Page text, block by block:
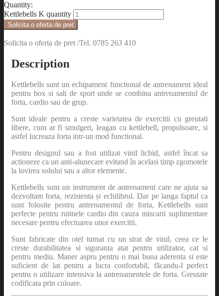
Quantity:
Kettlebells K quantity
Solicita o oferta de pret
Solicita o oferta de pret /Tel. 0785 263 410
Description
Kettlebells sunt un echipament functional de antrenament ideal
pentru box si sali de sport unde se combina antrenamentul de
forta, cardio sau de grup.
Sunt ideale pentru a creste varietatea de exercitii cu greutati
libere, cum ar fi smulgeri, leagan cu kettlebell, propulsoare, si
astfel lucreaza forta intr-un mod functional.
Pentru designul sau a fost utilizat vinil lichid, astfel încat sa
actioneze ca un anti-alunecare evitand în acelasi timp zgomotele
la lovirea solului sau a altor elemente.
Kettlebells sunt un instrument de antrenament care ne ajuta sa
dezvoltam forta, rezistenta și echilibrul. Dar pe langa faptul ca
sunt folosite pentru antrenamentul de forta, Kettlebells sunt
perfecte pentru rutinele cardio din cauza miscarii suplimentare
necesare pentru efectuarea unor exercitii.
Sunt fabricate din otel turnat cu un strat de vinil, ceea ce le
creste durabilitatea si siguranta atat pentru utilizator, cat si
pentru mediu. Maner aspru pentru o mai buna aderenta si este
suficient de lat pentru a lucra confortabil, făcandu-l perfect
pentru o utilizare intensiva la antrenamentele de forta. Greutate
codificata prin culoare.